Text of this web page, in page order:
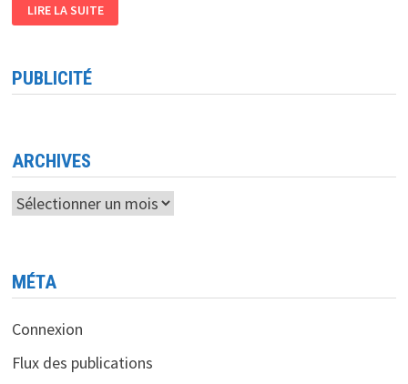
SA
STRATÉGIE
ERICSSON
RACHÈTE
LIRE LA SUITE
PUBLICITÉ
ARCHIVES
Archives
MÉTA
Connexion
Flux des publications